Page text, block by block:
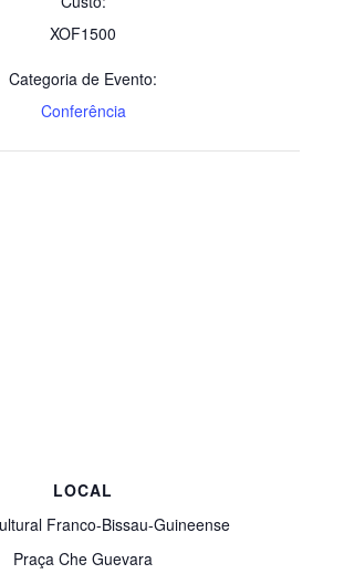
XOF1500
Categoria de Evento:
Conferência
LOCAL
Franco-Bissau-Guineense
Praça Che Guevara